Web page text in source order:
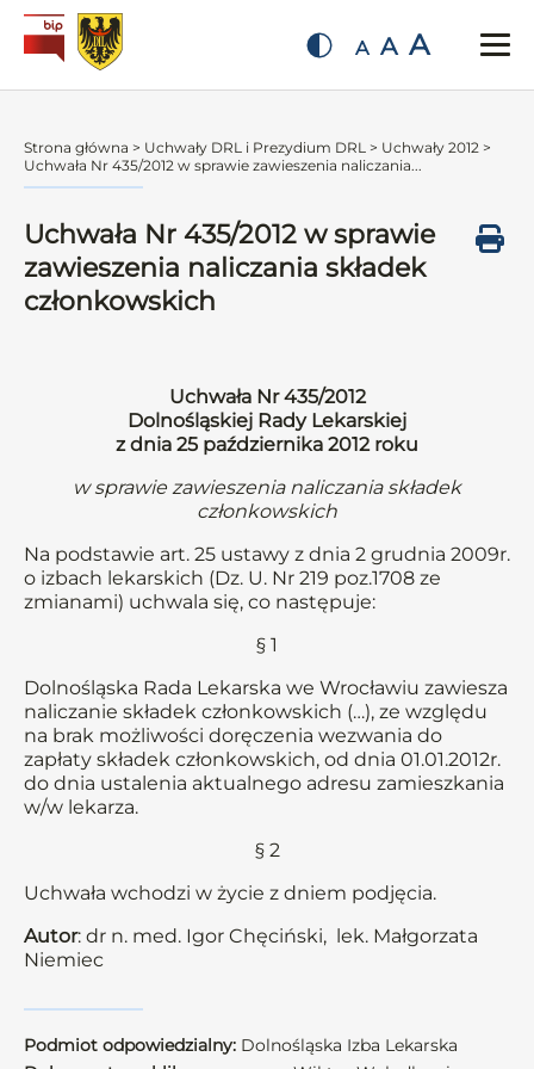
A A A
Strona główna > Uchwały DRL i Prezydium DRL > Uchwały 2012 >
Uchwała Nr 435/2012 w sprawie zawieszenia naliczania...
Uchwała Nr 435/2012 w sprawie
zawieszenia naliczania składek
członkowskich
Uchwała Nr 435/2012
Dolnośląskiej Rady Lekarskiej
z dnia 25 października 2012 roku
w sprawie zawieszenia naliczania składek
członkowskich
Na podstawie art. 25 ustawy z dnia 2 grudnia 2009r.
o izbach lekarskich (Dz. U. Nr 219 poz.1708 ze
zmianami) uchwala się, co następuje:
§ 1
Dolnośląska Rada Lekarska we Wrocławiu zawiesza
naliczanie składek członkowskich (…), ze względu
na brak możliwości doręczenia wezwania do
zapłaty składek członkowskich, od dnia 01.01.2012r.
do dnia ustalenia aktualnego adresu zamieszkania
w/w lekarza.
§ 2
Uchwała wchodzi w życie z dniem podjęcia.
Autor: dr n. med. Igor Chęciński, lek. Małgorzata
Niemiec
Podmiot odpowiedzialny: Dolnośląska Izba Lekarska